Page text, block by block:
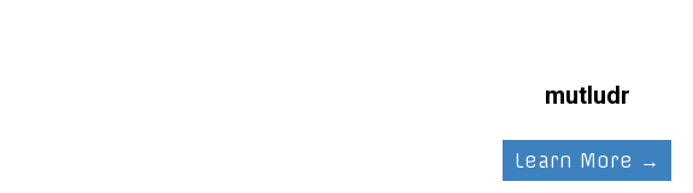
mutludr
Learn More →